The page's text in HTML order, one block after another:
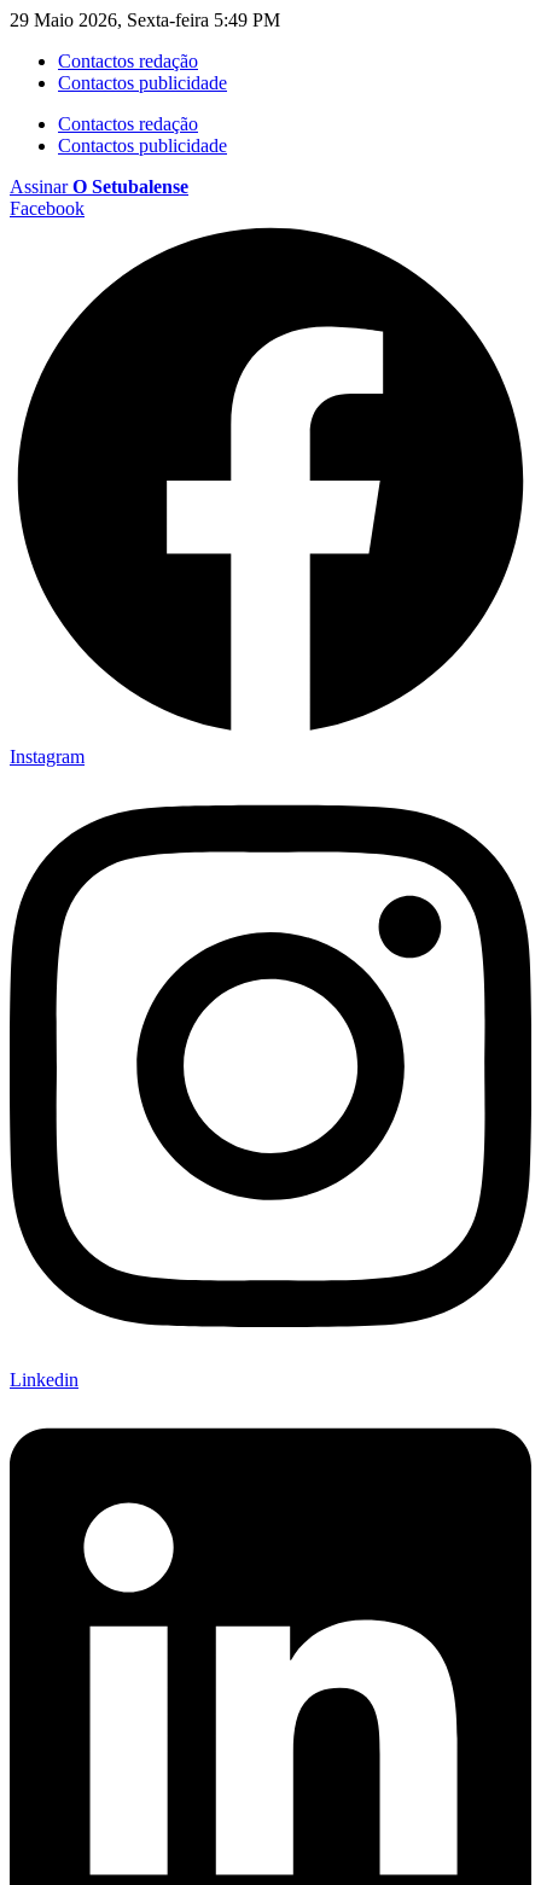
29 Maio 2026, Sexta-feira 5:49 PM
Contactos redação
Contactos publicidade
Contactos redação
Contactos publicidade
AssinarO Setubalense
Facebook
Instagram
Linkedin